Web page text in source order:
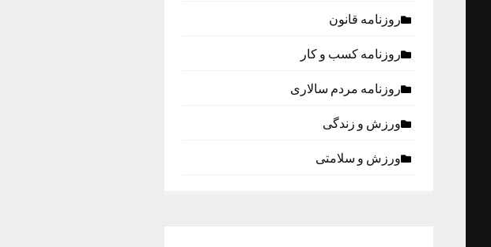
روزنامه قانون
روزنامه كسب و كار
روزنامه مردم سالاری
ورزش و زندگی
ورزش و سلامتی